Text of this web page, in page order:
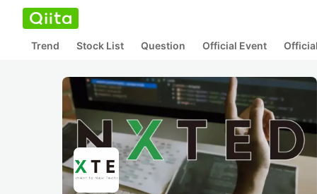
Trend Stock List Question Official Event